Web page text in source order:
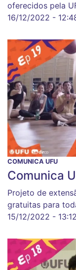
oferecidos pela
16/12/2022 -
COMUNICA UFU
Comunica
Projeto de
gratuitas para
15/12/2022 - 13:12